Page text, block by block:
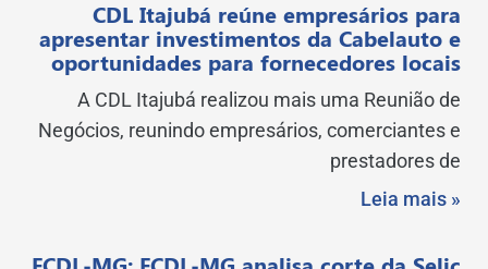
CDL Itajubá reúne empresários para
apresentar investimentos da Cabelauto e
oportunidades para fornecedores locais
A CDL Itajubá realizou mais uma Reunião de
Negócios, reunindo empresários, comerciantes e
prestadores de
Leia mais »